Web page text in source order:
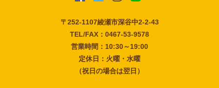
〒252-1107綾瀬市深谷中2-2-43
TEL/FAX：0467-53-9578
営業時間：10:30～19:00
定休日：火曜・水曜
（祝日の場合は翌日）